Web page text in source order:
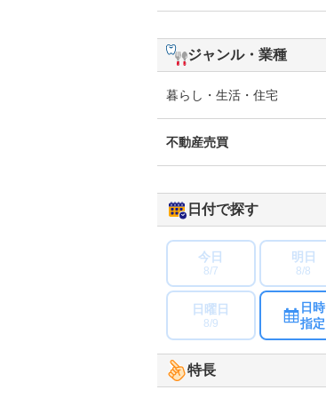
ジャンル・業種
暮らし・生活・住宅
不動産売買
日付で探す
今日
8/7
明日
8/8
日曜日
8/9
日時
指定
特長